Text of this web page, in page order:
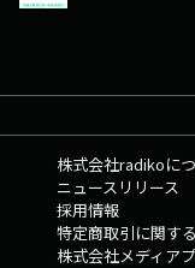
株式会社radikoに
ニュースリリース
採用情報
特定商取引に関す
株式会社メディア